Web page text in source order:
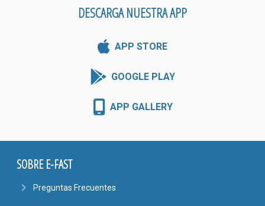
DESCARGA NUESTRA APP
APP STORE
GOOGLE PLAY
APP GALLERY
SOBRE E-FAST
navigate_next Preguntas Frecuentes